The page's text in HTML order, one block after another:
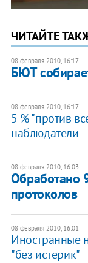
ЧИТАЙТЕ
08 февраля 2010, 16:17
БЮТ
08 февраля 2010, 16:17
5 % "против
наблюдатели
08 февраля 2010, 16:03
Обработано
протоколов
08 февраля 2010, 16:01
Иностранные
"без истерик"